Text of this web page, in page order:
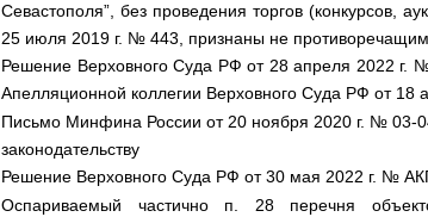
Севастополя”, без проведения торгов (конкурсов,
25 июля 2019 г. № 443, признаны не
Решение Верховного Суда РФ от 28 апреля 2022 г.
Апелляционной коллегии Верховного Суда РФ от 18
Письмо Минфина России от 20 ноября 2020 г. № 03-
законодательству
Решение Верховного Суда РФ от 30 мая 2022 г. №
Оспариваемый частично п. 28 перечня